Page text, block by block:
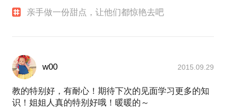
亲手做一份甜点，让他们都惊艳去吧
w00 2015.09.29
教的特别好，有耐心！期待下次的见面学习更多的知
识！姐姐人真的特别好哦！暖暖的～